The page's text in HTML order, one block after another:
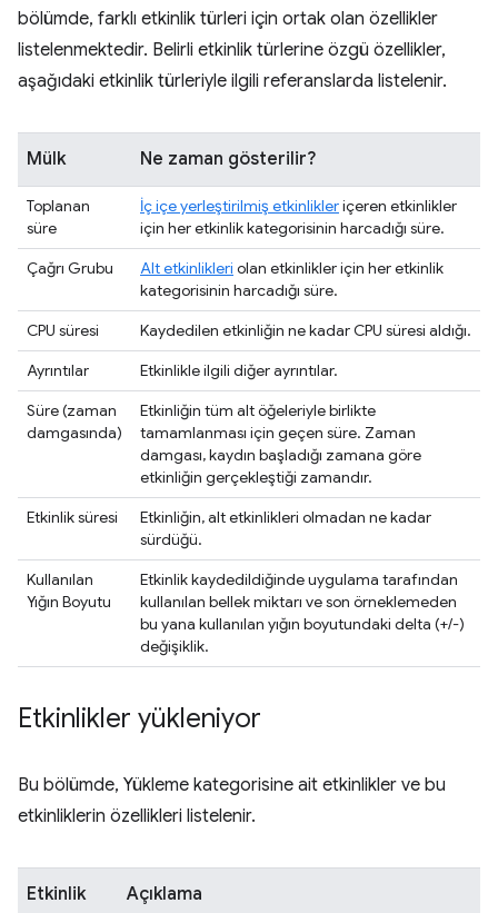
bölümde, farklı etkinlik türleri için ortak olan özellikler
listelenmektedir. Belirli etkinlik türlerine özgü özellikler,
aşağıdaki etkinlik türleriyle ilgili referanslarda listelenir.
Mülk Ne zaman gösterilir?
Toplanan
süre
İç içe yerleştirilmiş etkinlikleriçeren etkinlikler
için her etkinlik kategorisinin harcadığı süre.
Çağrı Grubu
Alt etkinlikleri olan etkinlikler için her etkinlik
kategorisinin harcadığı süre.
CPU süresi
Kaydedilen etkinliğin ne kadar CPU süresi aldığı.
Ayrıntılar
Etkinlikle ilgili diğer ayrıntılar.
Süre (zaman
damgasında)
Etkinliğin tüm alt öğeleriyle birlikte
tamamlanması için geçen süre. Zaman
damgası, kaydın başladığı zamana göre
etkinliğin gerçekleştiği zamandır.
Etkinlik süresi
Etkinliğin, alt etkinlikleri olmadan ne kadar
sürdüğü.
Kullanılan
Yığın Boyutu
Etkinlik kaydedildiğinde uygulama tarafından
kullanılan bellek miktarı ve son örneklemeden
bu yana kullanılan yığın boyutundaki delta (+/-)
değişiklik.
Etkinlikler yükleniyor
Bu bölümde, Yükleme kategorisine ait etkinlikler ve bu
etkinliklerin özellikleri listelenir.
Etkinlik Açıklama